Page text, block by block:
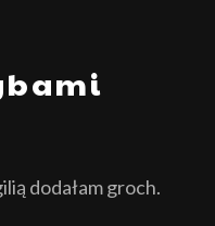
ą dodałam groch.